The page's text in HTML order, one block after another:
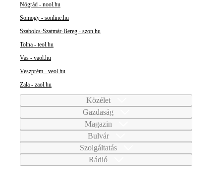
Nógrád - nool.hu
Somogy - sonline.hu
Szabolcs-Szatmár-Bereg - szon.hu
Tolna - teol.hu
Vas - vaol.hu
Veszprém - veol.hu
Zala - zaol.hu
Közélet
Gazdaság
Magazin
Bulvár
Szolgáltatás
Rádió